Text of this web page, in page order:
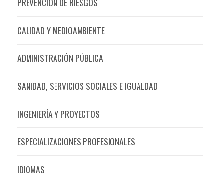
CALIDAD Y MEDIOAMBIENTE
ADMINISTRACIÓN PÚBLICA
SANIDAD, SERVICIOS SOCIALES E IGUALDAD
INGENIERÍA Y PROYECTOS
ESPECIALIZACIONES PROFESIONALES
IDIOMAS